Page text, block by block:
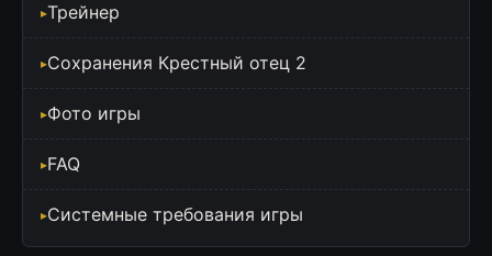
Трейнер
Сохранения Крестный отец 2
Фото игры
FAQ
Системные требования игры